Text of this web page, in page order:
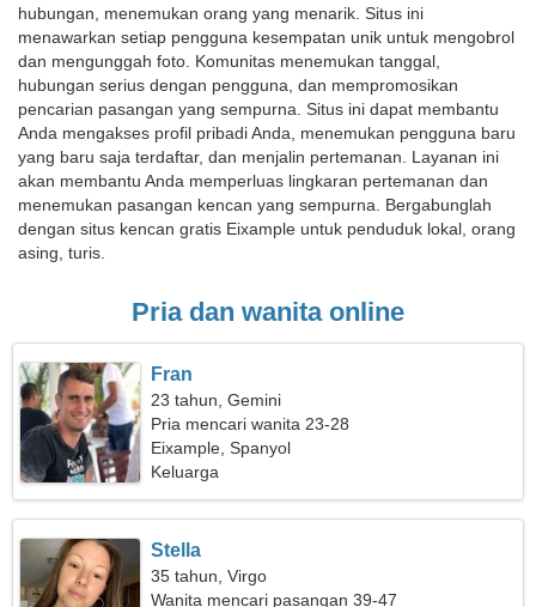
hubungan, menemukan orang yang menarik. Situs ini
menawarkan setiap pengguna kesempatan unik untuk mengobrol
dan mengunggah foto. Komunitas menemukan tanggal,
hubungan serius dengan pengguna, dan mempromosikan
pencarian pasangan yang sempurna. Situs ini dapat membantu
Anda mengakses profil pribadi Anda, menemukan pengguna baru
yang baru saja terdaftar, dan menjalin pertemanan. Layanan ini
akan membantu Anda memperluas lingkaran pertemanan dan
menemukan pasangan kencan yang sempurna. Bergabunglah
dengan situs kencan gratis Eixample untuk penduduk lokal, orang
asing, turis.
Pria dan wanita online
Fran
23 tahun, Gemini
Pria mencari wanita 23-28
Eixample, Spanyol
Keluarga
Stella
35 tahun, Virgo
Wanita mencari pasangan 39-47